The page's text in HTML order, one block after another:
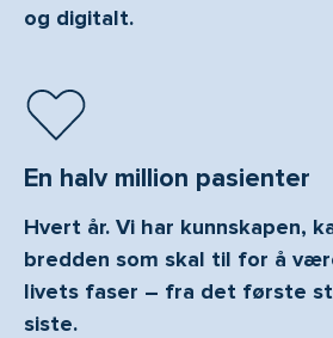
og digitalt.
En halv million pasienter
Hvert år. Vi har kunnskapen,
bredden som skal til for å
livets faser – fra det første
siste.